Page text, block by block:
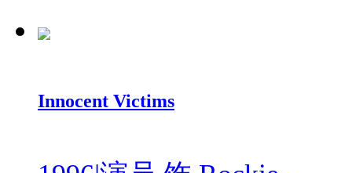
Innocent Victims